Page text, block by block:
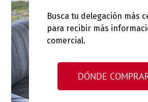
Busca tu delegación más
para recibir más
comercial.
DÓNDE